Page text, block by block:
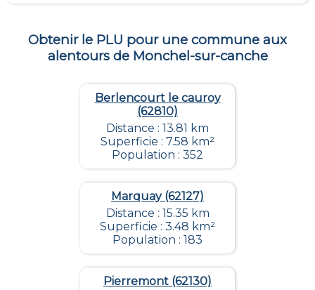
Obtenir le PLU pour une commune aux
alentours de Monchel-sur-canche
Berlencourt le cauroy
(62810)
Distance : 13.81 km
Superficie : 7.58 km²
Population : 352
Marquay (62127)
Distance : 15.35 km
Superficie : 3.48 km²
Population : 183
Pierremont (62130)